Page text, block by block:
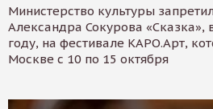
Министерство культуры
Александра Сокурова
году, на фестивале КАРО.Арт,
Москве с 10 по 15 октября